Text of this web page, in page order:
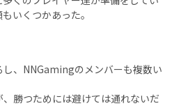
いくつかあった。
、NNGamingのメンバーも複数い
勝つためには避けては通れないだ